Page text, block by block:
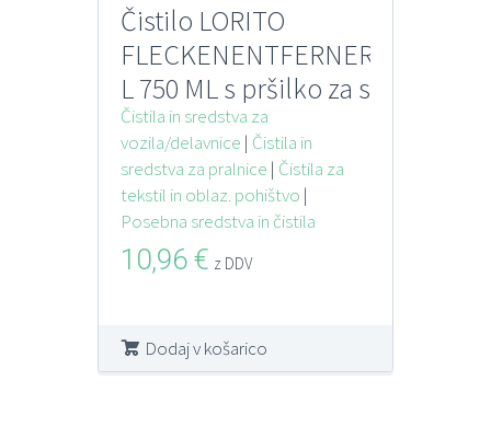
Čistilo LORITO
FLECKENENTFERNER
L 750 ML s pršilko za s
topili topne madeže
Čistila in sredstva za
vozila/delavnice | Čistila in
sredstva za pralnice | Čistila za
tekstil in oblaz. pohištvo |
Posebna sredstva in čistila
10,96 € z DDV
Dodaj v košarico